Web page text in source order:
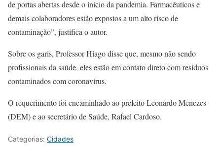
de portas abertas desde o início da pandemia. Farmacêuticos e
demais colaboradores estão expostos a um alto risco de
contaminação”, justifica o autor.
Sobre os garis, Professor Hiago disse que, mesmo não sendo
profissionais da saúde, eles estão em contato direto com resíduos
contaminados com coronavírus.
O requerimento foi encaminhado ao prefeito Leonardo Menezes
(DEM) e ao secretário de Saúde, Rafael Cardoso.
Categorias: Cidades